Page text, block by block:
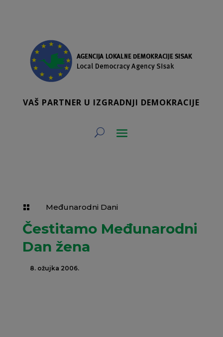
VAŠ PARTNER U IZGRADNJI DEMOKRACIJE
 Međunarodni Dani
Čestitamo Međunarodni
Dan žena
8. ožujka 2006.